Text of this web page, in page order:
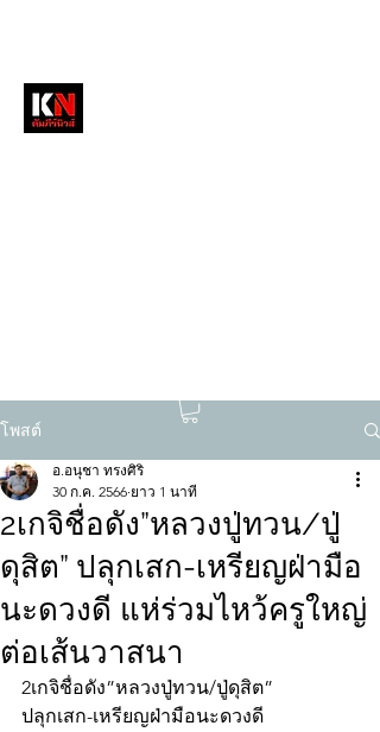
โพสต์
2เกจิชื่อดัง”หลวงปู่ทวน/ปู่
ดุสิต” ปลุกเสก-เหรียญฝ่ามือ
นะดวงดี แห่ร่วมไหว้ครูใหญ่
ต่อเส้นวาสนา
อ.อนุชา ทรงศิริ
30 ก.ค. 2566 ยาว 1 นาที
2เกจิชื่อดัง”หลวงปู่ทวน/ปู่ดุสิต”
ปลุกเสก-เหรียญฝ่ามือนะดวงดี